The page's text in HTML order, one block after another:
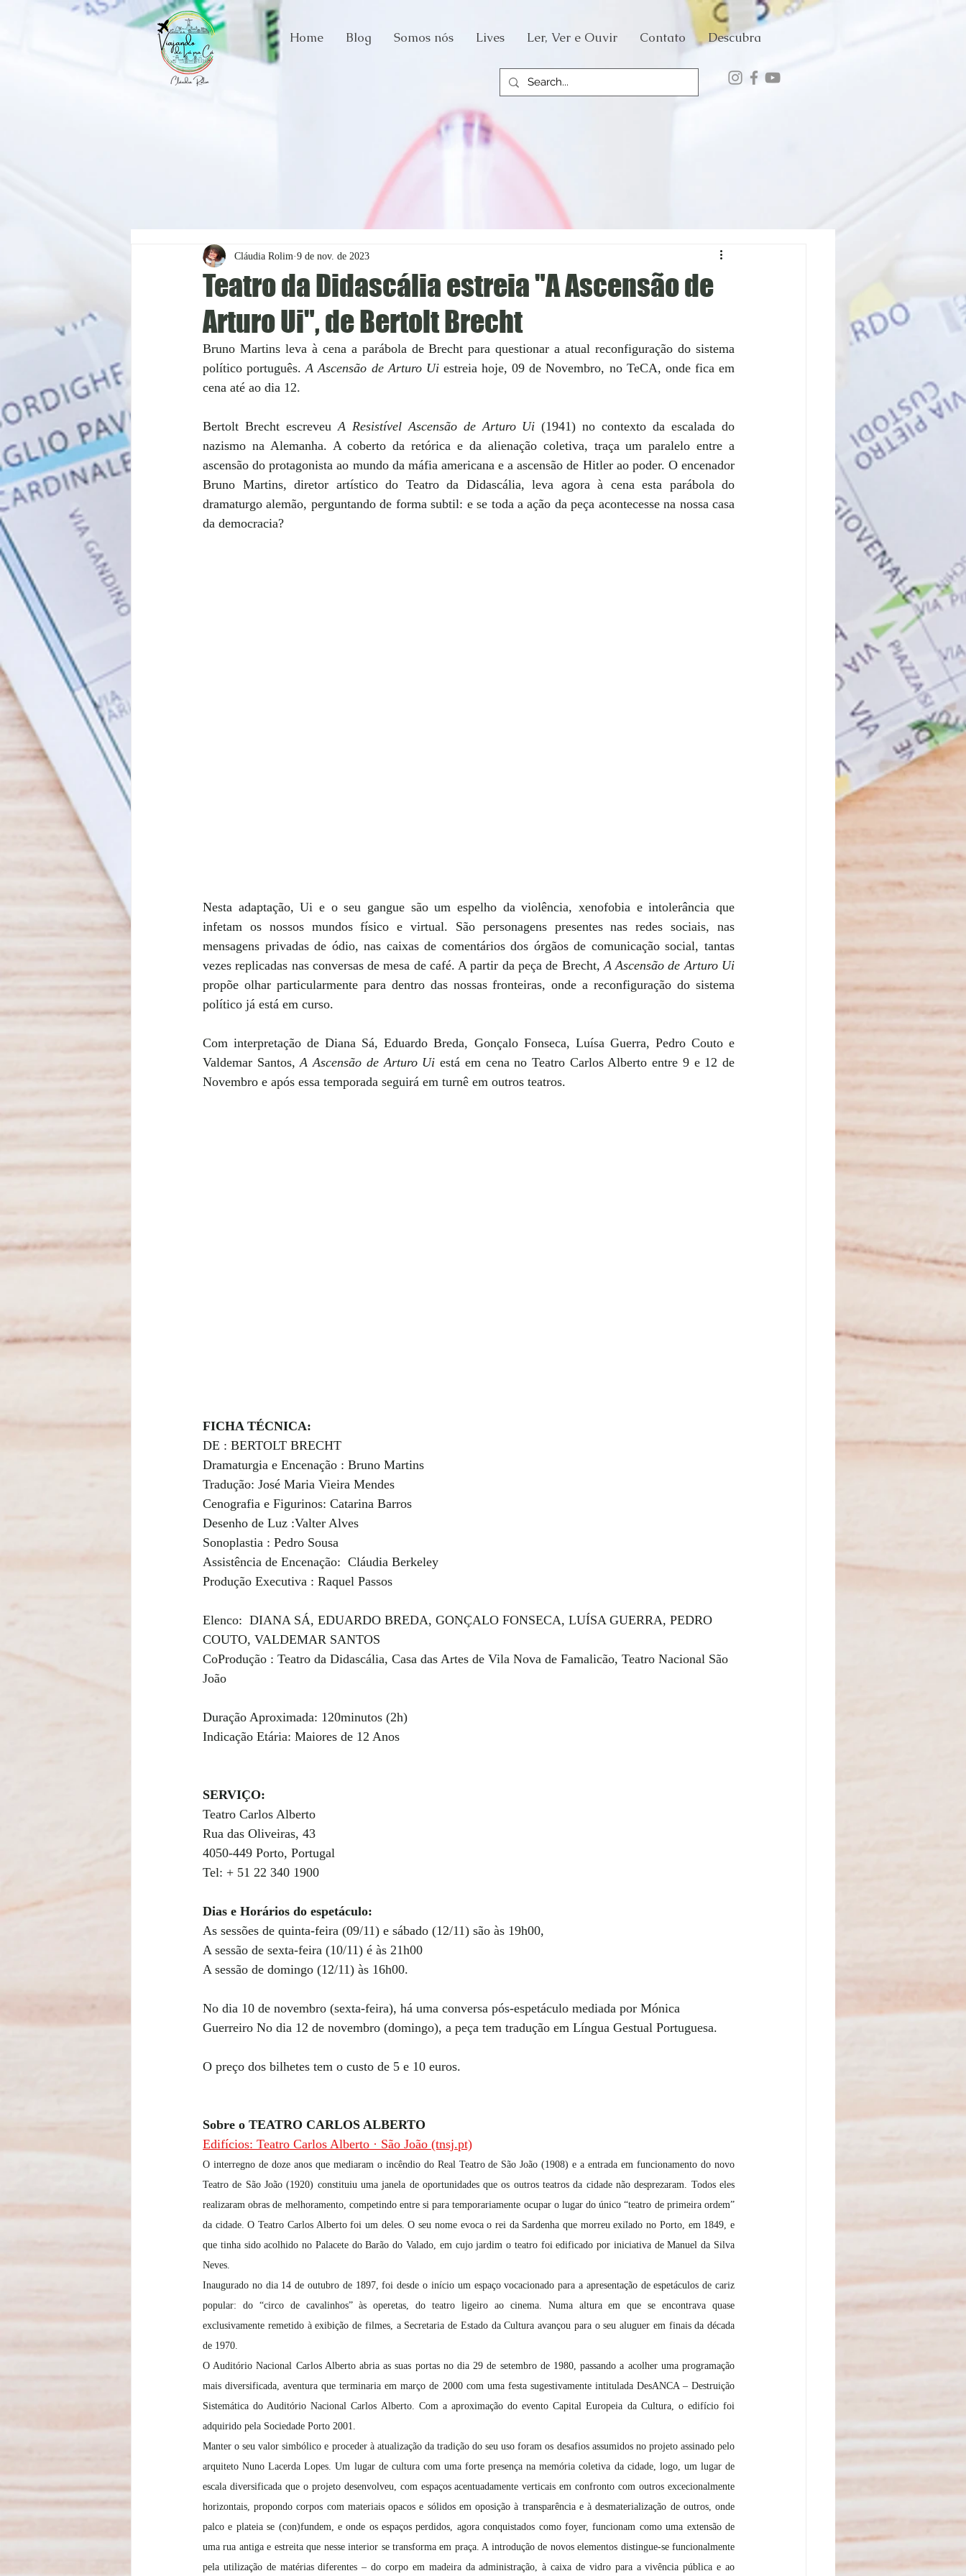
Home Blog Somos nós Lives Ler, Ver e Ouvir Contato Descubra
Teatro da Didascália estreia "A Ascensão de
Arturo Ui", de Bertolt Brecht
Cláudia Rolim 9 de nov. de 2023
Bruno Martins leva à cena a parábola de Brecht para questionar a atual reconfiguração do sistema
político português. A Ascensão de Arturo Ui estreia hoje, 09 de Novembro, no TeCA, onde fica em
cena até ao dia 12.
Bertolt Brecht escreveu A Resistível Ascensão de Arturo Ui (1941) no contexto da escalada do
nazismo na Alemanha. A coberto da retórica e da alienação coletiva, traça um paralelo entre a
ascensão do protagonista ao mundo da máfia americana e a ascensão de Hitler ao poder. O encenador
Bruno Martins, diretor artístico do Teatro da Didascália, leva agora à cena esta parábola do
dramaturgo alemão, perguntando de forma subtil: e se toda a ação da peça acontecesse na nossa casa
da democracia?
Nesta adaptação, Ui e o seu gangue são um espelho da violência, xenofobia e intolerância que
infetam os nossos mundos físico e virtual. São personagens presentes nas redes sociais, nas
mensagens privadas de ódio, nas caixas de comentários dos órgãos de comunicação social, tantas
vezes replicadas nas conversas de mesa de café. A partir da peça de Brecht, A Ascensão de Arturo Ui
propõe olhar particularmente para dentro das nossas fronteiras, onde a reconfiguração do sistema
político já está em curso.
Com interpretação de Diana Sá, Eduardo Breda, Gonçalo Fonseca, Luísa Guerra, Pedro Couto e
Valdemar Santos, A Ascensão de Arturo Ui está em cena no Teatro Carlos Alberto entre 9 e 12 de
Novembro e após essa temporada seguirá em turnê em outros teatros.
FICHA TÉCNICA:
DE : BERTOLT BRECHT
Dramaturgia e Encenação : Bruno Martins
Tradução: José Maria Vieira Mendes
Cenografia e Figurinos: Catarina Barros
Desenho de Luz :Valter Alves
Sonoplastia : Pedro Sousa
Assistência de Encenação:  Cláudia Berkeley
Produção Executiva : Raquel Passos
Elenco:  DIANA SÁ, EDUARDO BREDA, GONÇALO FONSECA, LUÍSA GUERRA, PEDRO
COUTO, VALDEMAR SANTOS
CoProdução : Teatro da Didascália, Casa das Artes de Vila Nova de Famalicão, Teatro Nacional São
João
Duração Aproximada: 120minutos (2h)
Indicação Etária: Maiores de 12 Anos
SERVIÇO:
Teatro Carlos Alberto
Rua das Oliveiras, 43
4050-449 Porto, Portugal
Tel: + 51 22 340 1900
Dias e Horários do espetáculo:
As sessões de quinta-feira (09/11) e sábado (12/11) são às 19h00,
A sessão de sexta-feira (10/11) é às 21h00
A sessão de domingo (12/11) às 16h00.
No dia 10 de novembro (sexta-feira), há uma conversa pós-espetáculo mediada por Mónica
Guerreiro No dia 12 de novembro (domingo), a peça tem tradução em Língua Gestual Portuguesa.
O preço dos bilhetes tem o custo de 5 e 10 euros.
Sobre o TEATRO CARLOS ALBERTO
Edifícios: Teatro Carlos Alberto · São João (tnsj.pt)
O interregno de doze anos que mediaram o incêndio do Real Teatro de São João (1908) e a entrada em funcionamento do novo
Teatro de São João (1920) constituiu uma janela de oportunidades que os outros teatros da cidade não desprezaram. Todos eles
realizaram obras de melhoramento, competindo entre si para temporariamente ocupar o lugar do único “teatro de primeira ordem”
da cidade. O Teatro Carlos Alberto foi um deles. O seu nome evoca o rei da Sardenha que morreu exilado no Porto, em 1849, e
que tinha sido acolhido no Palacete do Barão do Valado, em cujo jardim o teatro foi edificado por iniciativa de Manuel da Silva
Neves.
Inaugurado no dia 14 de outubro de 1897, foi desde o início um espaço vocacionado para a apresentação de espetáculos de cariz
popular: do “circo de cavalinhos” às operetas, do teatro ligeiro ao cinema. Numa altura em que se encontrava quase
exclusivamente remetido à exibição de filmes, a Secretaria de Estado da Cultura avançou para o seu aluguer em finais da década
de 1970.
O Auditório Nacional Carlos Alberto abria as suas portas no dia 29 de setembro de 1980, passando a acolher uma programação
mais diversificada, aventura que terminaria em março de 2000 com uma festa sugestivamente intitulada DesANCA – Destruição
Sistemática do Auditório Nacional Carlos Alberto. Com a aproximação do evento Capital Europeia da Cultura, o edifício foi
adquirido pela Sociedade Porto 2001.
Manter o seu valor simbólico e proceder à atualização da tradição do seu uso foram os desafios assumidos no projeto assinado pelo
arquiteto Nuno Lacerda Lopes. Um lugar de cultura com uma forte presença na memória coletiva da cidade, logo, um lugar de
escala diversificada que o projeto desenvolveu, com espaços acentuadamente verticais em confronto com outros excecionalmente
horizontais, propondo corpos com materiais opacos e sólidos em oposição à transparência e à desmaterialização de outros, onde
palco e plateia se (con)fundem, e onde os espaços perdidos, agora conquistados como foyer, funcionam como uma extensão de
uma rua antiga e estreita que nesse interior se transforma em praça. A introdução de novos elementos distingue-se funcionalmente
pela utilização de matérias diferentes – do corpo em madeira da administração, à caixa de vidro para a vivência pública e ao